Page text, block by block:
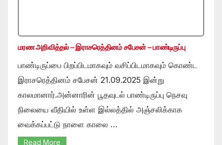
மரண அறிவித்தல் – இராசரெத்தினம் சபேசன் – பாண்டிருப்பு
பாண்டிருப்பை பிறப்பிடமாகவும் வசிப்பிடமாகவும் கொண்ட
இராசரெத்தினம் சபேசன் 21.09.2025 இன்று
காலமானார்.அன்னாரின் பூதவுடல் பாண்டிருப்பு நெசவு
நிலையை வீதியில் உள்ள இல்லத்தில் அஞ்சலிக்காக
வைக்கப்பட்டு நாளை காலை …
Read More